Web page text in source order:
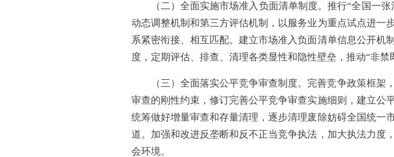
（二）全面实施市场准入负面清单制度。推行“全国一
动态调整机制和第三方评估机制，以服务业为重点试点进一
系紧密衔接、相互匹配。建立市场准入负面清单信息公开机
度，定期评估、排查、清理各类显性和隐性壁垒，推动“非禁
（三）全面落实公平竞争审查制度。完善竞争政策框
审查的刚性约束，修订完善公平竞争审查实施细则，建立公
统筹做好增量审查和存量清理，逐步清理废除妨碍全国统一
道。加强和改进反垄断和反不正当竞争执法，加大执法力度
会环境。